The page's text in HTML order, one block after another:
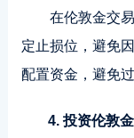
在伦敦金交
定止损位，避免
配置资金，避免
4. 投资伦敦